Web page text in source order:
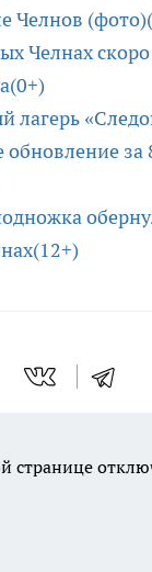
Челнов
Челнах скоро
лагерь
обновление за
странице